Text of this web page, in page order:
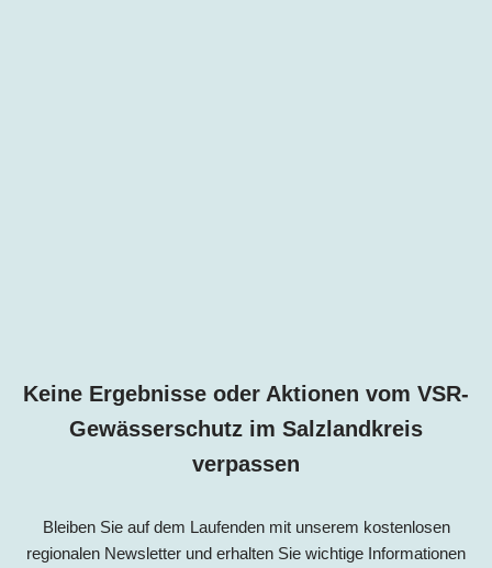
Keine Ergebnisse oder Aktionen vom VSR-
Gewässerschutz im Salzlandkreis
verpassen
Bleiben Sie auf dem Laufenden mit unserem kostenlosen
regionalen Newsletter und erhalten Sie wichtige Informationen